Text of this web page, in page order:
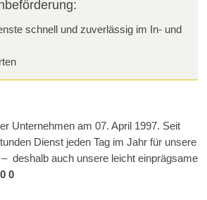
schnell und zuverlässig im In- und
Unternehmen am 07. April 1997. Seit
Dienst jeden Tag im Jahr für unsere
deshalb auch unsere leicht einprägsame
0